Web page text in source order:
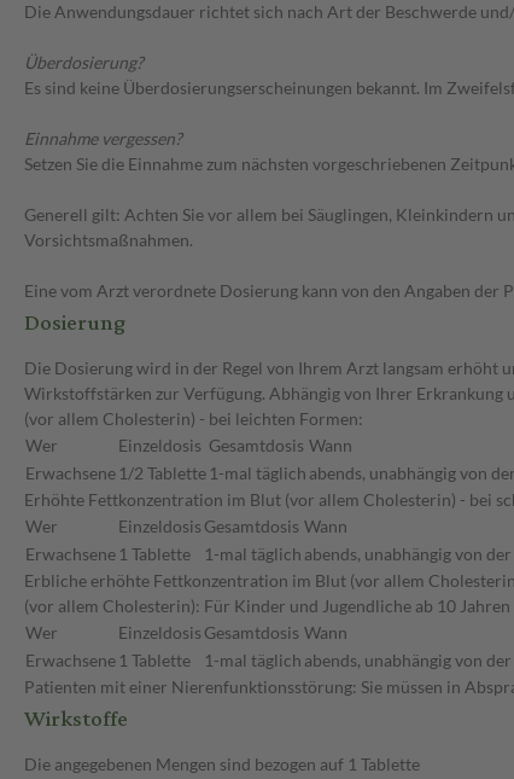
Die Anwendungsdauer richtet sich nach Art der Beschwerde
Überdosierung?
Es sind keine Überdosierungserscheinungen bekannt. Im
Einnahme vergessen?
Setzen Sie die Einnahme zum nächsten vorgeschriebenen
Generell gilt: Achten Sie vor allem bei Säuglingen, Kleinkindern
Vorsichtsmaßnahmen.
Eine vom Arzt verordnete Dosierung kann von den Angaben der
Dosierung
Die Dosierung wird in der Regel von Ihrem Arzt langsam erhöht
Wirkstoffstärken zur Verfügung. Abhängig von Ihrer
(vor allem Cholesterin) - bei leichten Formen:
Wer
Einzeldosis Gesamtdosis Wann
Erwachsene 1/2 Tablette 1-mal täglich abends, unabhängig von
Erhöhte Fettkonzentration im Blut (vor allem Cholesterin) - bei
Wer
Einzeldosis Gesamtdosis Wann
Erwachsene 1 Tablette 1-mal täglich abends, unabhängig von
Erbliche erhöhte Fettkonzentration im Blut (vor allem
(vor allem Cholesterin): Für Kinder und Jugendliche ab 10
Wer
Einzeldosis Gesamtdosis Wann
Erwachsene 1 Tablette 1-mal täglich abends, unabhängig von
Patienten mit einer Nierenfunktionsstörung: Sie müssen in
Wirkstoffe
Die angegebenen Mengen sind bezogen auf 1 Tablette